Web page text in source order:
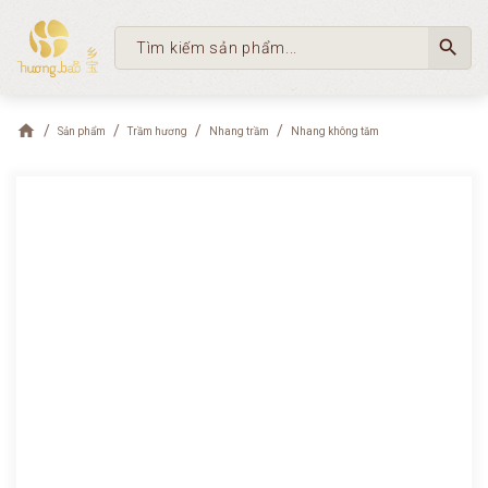
search
Sản phẩm Trầm hương Nhang trầm Nhang không tăm